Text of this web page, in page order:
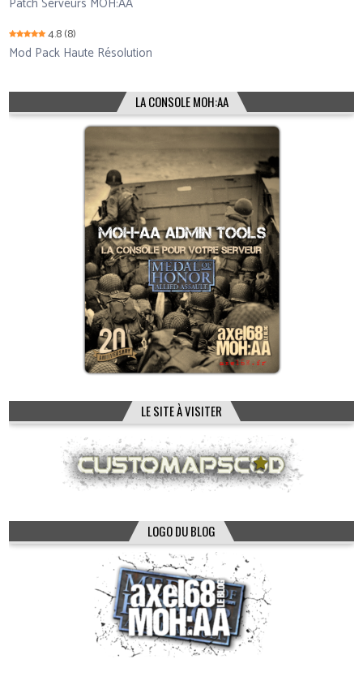
4.8(8)
Mod Pack Haute Résolution
LA CONSOLE MOH:AA
LE SITE À VISITER
LOGO DU BLOG